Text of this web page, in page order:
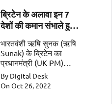
समर्पित।
ब्रिटेन के अलावा इन 7
देशों की कमान संभाले हुए
भारतवंशी ऋषि सुनक (ऋषि
Sunak) के ब्रिटेन का
प्रधानमंत्री (UK PM)
बनना एक ऐतिहासिक पल
है। इसके अलावा सात ऐसे
देश हैं जिन्हें भारतवंशी चला
By Digital Desk
On Oct 26, 2022